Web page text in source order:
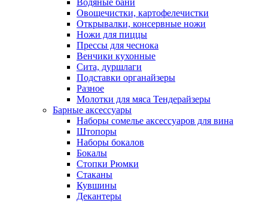
Водяные бани
Овощечистки, картофелечистки
Открывалки, консервные ножи
Ножи для пиццы
Прессы для чеснока
Венчики кухонные
Сита, дуршлаги
Подставки органайзеры
Разное
Молотки для мяса Тендерайзеры
Барные аксессуары
Наборы сомелье аксессуаров для вина
Штопоры
Наборы бокалов
Бокалы
Стопки Рюмки
Стаканы
Кувшины
Декантеры